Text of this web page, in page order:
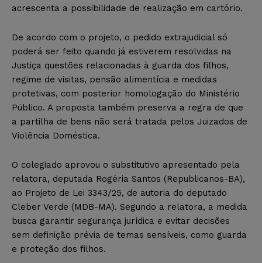
acrescenta a possibilidade de realização em cartório.
De acordo com o projeto, o pedido extrajudicial só
poderá ser feito quando já estiverem resolvidas na
Justiça questões relacionadas à guarda dos filhos,
regime de visitas, pensão alimentícia e medidas
protetivas, com posterior homologação do Ministério
Público. A proposta também preserva a regra de que
a partilha de bens não será tratada pelos Juizados de
Violência Doméstica.
O colegiado aprovou o substitutivo apresentado pela
relatora, deputada Rogéria Santos (Republicanos-BA),
ao Projeto de Lei 3343/25, de autoria do deputado
Cleber Verde (MDB-MA). Segundo a relatora, a medida
busca garantir segurança jurídica e evitar decisões
sem definição prévia de temas sensíveis, como guarda
e proteção dos filhos.